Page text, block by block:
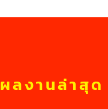
ผลงานล่าสุด